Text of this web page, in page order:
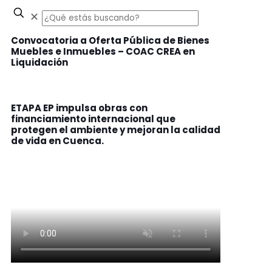
✕
Convocatoria a Oferta Pública de Bienes
Muebles e Inmuebles – COAC CREA en
Liquidación
ETAPA EP impulsa obras con
financiamiento internacional que
protegen el ambiente y mejoran la calidad
de vida en Cuenca.